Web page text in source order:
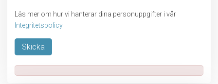
Läs mer om hur vi hanterar dina personuppgifter i vår
Integritetspolicy
Lämna detta fält tomt.